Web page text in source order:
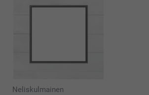
Neliskulmainen